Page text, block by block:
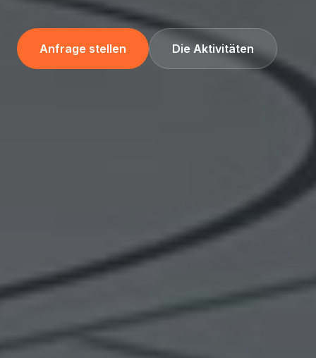
Anfrage stellen Die Aktivitäten